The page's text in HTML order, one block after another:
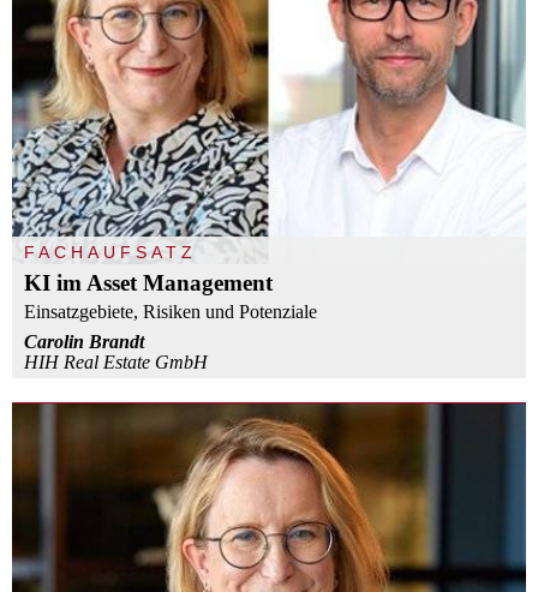
FACHAUFSATZ
KI im Asset Management
Einsatzgebiete, Risiken und Potenziale
Carolin Brandt
HIH Real Estate GmbH